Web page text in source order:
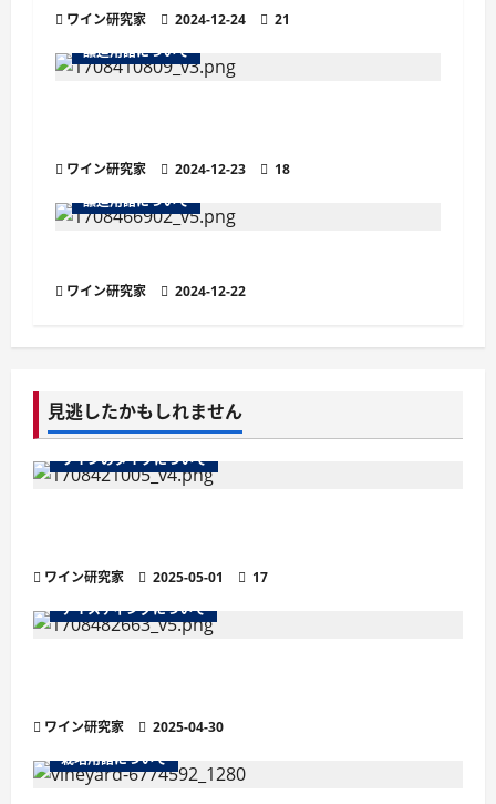
ン
ワイン研究家 2024-12-24
21
醸造用語について
ワイン研究家 2024-12-23
18
醸造用語について
ワイン研究家 2024-12-22
見逃したかもしれません
ワインのタイプについて
ワイン研究家 2025-05-01
17
テイスティングについて
ワイン研究家
2025-04-30
栽培用語について